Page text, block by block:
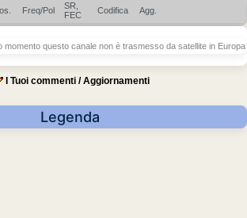
Freq/Pol
SR,
FEC
Codifica Agg.
momento questo canale non è trasmesso da satellite in Europa
I Tuoi commenti / Aggiornamenti
Legenda